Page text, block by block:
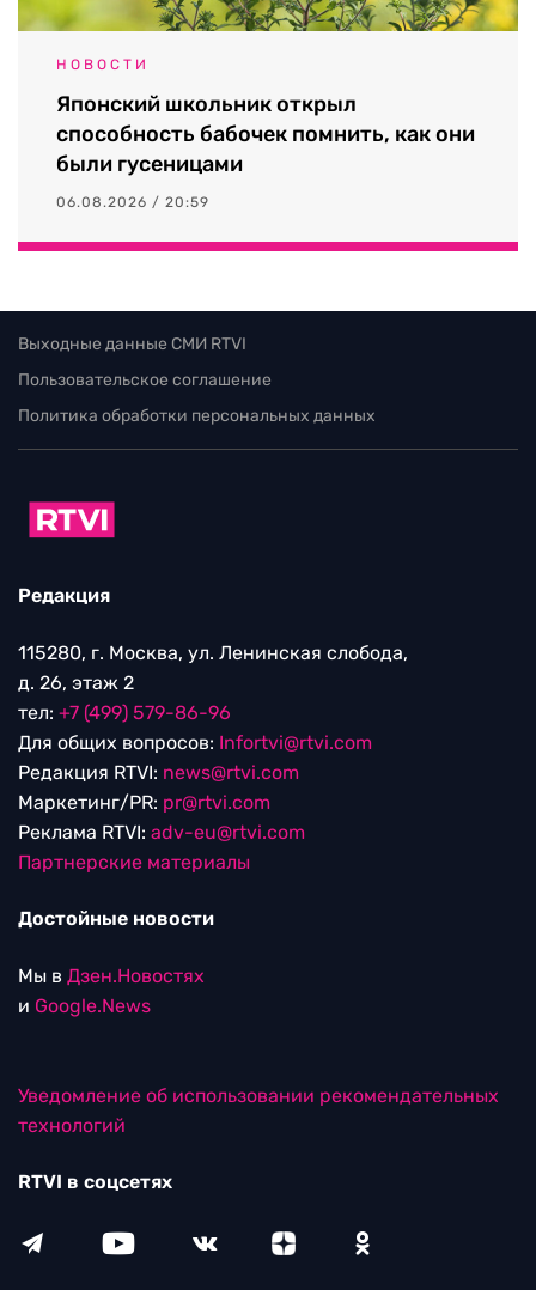
НОВОСТИ
Японский школьник открыл
способность бабочек помнить, как они
были гусеницами
06.08.2026 / 20:59
Выходные данные СМИ RTVI
Пользовательское соглашение
Политика обработки персональных данных
Редакция
115280, г. Москва, ул. Ленинская слобода,
д. 26, этаж 2
тел: +7 (499) 579-86-96
Для общих вопросов: Infortvi@rtvi.com
Редакция RTVI: news@rtvi.com
Маркетинг/PR: pr@rtvi.com
Реклама RTVI: adv-eu@rtvi.com
Партнерские материалы
Достойные новости
Мы в Дзен.Новостях
и Google.News
Уведомление об использовании рекомендательных
технологий
RTVI в соцсетях